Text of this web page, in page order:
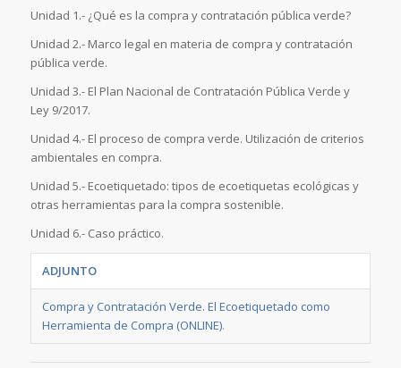
Unidad 1.- ¿Qué es la compra y contratación pública verde?
Unidad 2.- Marco legal en materia de compra y contratación
pública verde.
Unidad 3.- El Plan Nacional de Contratación Pública Verde y
Ley 9/2017.
Unidad 4.- El proceso de compra verde. Utilización de criterios
ambientales en compra.
Unidad 5.- Ecoetiquetado: tipos de ecoetiquetas ecológicas y
otras herramientas para la compra sostenible.
Unidad 6.- Caso práctico.
ADJUNTO
Compra y Contratación Verde. El Ecoetiquetado como
Herramienta de Compra (ONLINE).